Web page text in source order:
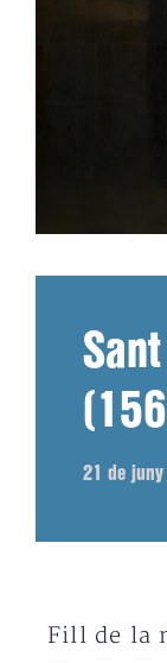
21 de juny
Fill de la